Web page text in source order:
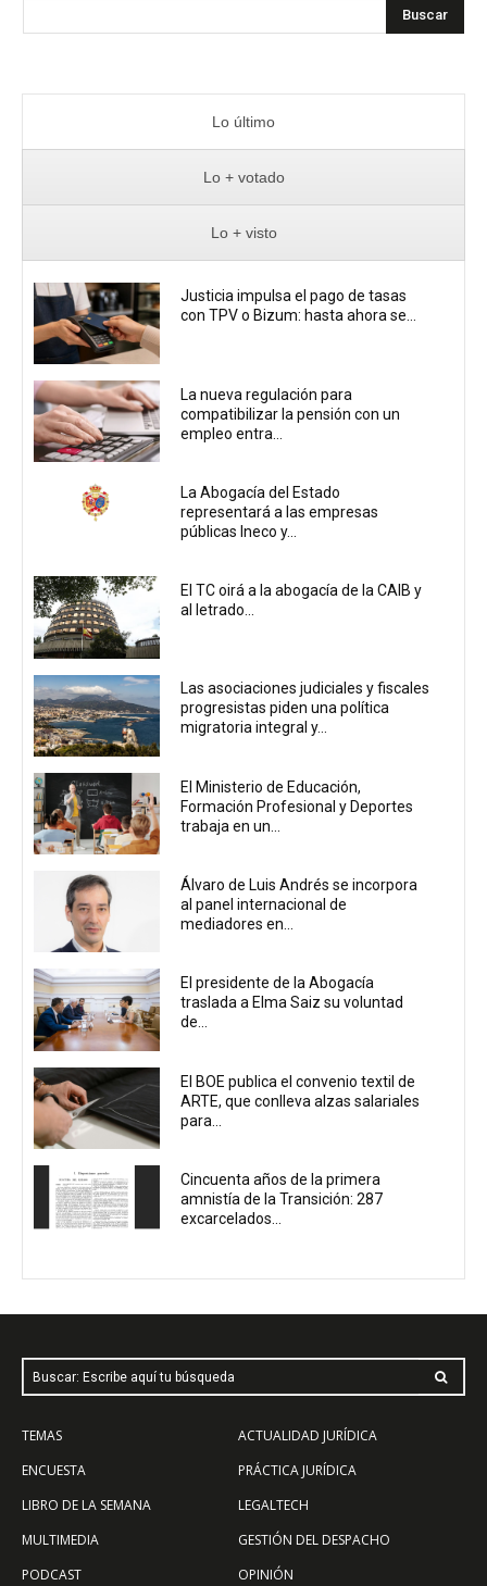
Buscar
Lo último
Lo + votado
Lo + visto
Justicia impulsa el pago de tasas
con TPV o Bizum: hasta ahora se...
La nueva regulación para
compatibilizar la pensión con un
empleo entra...
La Abogacía del Estado
representará a las empresas
públicas Ineco y...
El TC oirá a la abogacía de la CAIB y
al letrado...
Las asociaciones judiciales y fiscales
progresistas piden una política
migratoria integral y...
El Ministerio de Educación,
Formación Profesional y Deportes
trabaja en un...
Álvaro de Luis Andrés se incorpora
al panel internacional de
mediadores en...
El presidente de la Abogacía
traslada a Elma Saiz su voluntad
de...
El BOE publica el convenio textil de
ARTE, que conlleva alzas salariales
para...
Cincuenta años de la primera
amnistía de la Transición: 287
excarcelados...
Buscar: Escribe aquí tu búsqueda
TEMAS
ENCUESTA
LIBRO DE LA SEMANA
MULTIMEDIA
PODCAST
ACTUALIDAD JURÍDICA
PRÁCTICA JURÍDICA
LEGALTECH
GESTIÓN DEL DESPACHO
OPINIÓN